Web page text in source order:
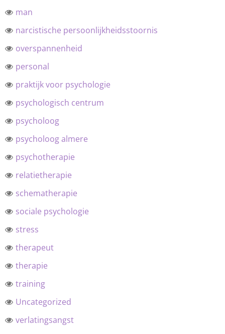
man
narcistische persoonlijkheidsstoornis
overspannenheid
personal
praktijk voor psychologie
psychologisch centrum
psycholoog
psycholoog almere
psychotherapie
relatietherapie
schematherapie
sociale psychologie
stress
therapeut
therapie
training
Uncategorized
verlatingsangst